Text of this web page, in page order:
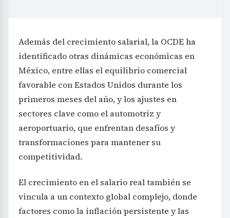
Además del crecimiento salarial, la OCDE ha
identificado otras dinámicas económicas en
México, entre ellas el equilibrio comercial
favorable con Estados Unidos durante los
primeros meses del año, y los ajustes en
sectores clave como el automotriz y
aeroportuario, que enfrentan desafíos y
transformaciones para mantener su
competitividad.
El crecimiento en el salario real también se
vincula a un contexto global complejo, donde
factores como la inflación persistente y las